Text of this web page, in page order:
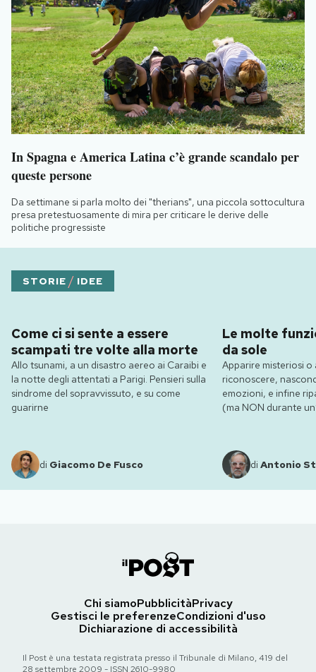
In Spagna e America Latina c’è grande scandalo per
queste persone
Da settimane si parla molto dei "therians", una piccola sottocultura
presa pretestuosamente di mira per criticare le derive delle
politiche progressiste
STORIE / IDEE
Come ci si sente a essere
scampati tre volte alla morte
Allo tsunami, a un disastro aereo ai Caraibi e
la notte degli attentati a Parigi. Pensieri sulla
sindrome del sopravvissuto, e su come
guarirne
di Giacomo De Fusco
Le molte
da sole
Apparire misteriosi
riconoscere,
emozioni, e infine
(ma NON durante
di Antonio
Chi siamoPubblicitàPrivacy
Gestisci le preferenzeCondizioni d'uso
Dichiarazione di accessibilità
Il Post è una testata registrata presso il Tribunale di Milano, 419 del
28 settembre 2009 - ISSN 2610-9980